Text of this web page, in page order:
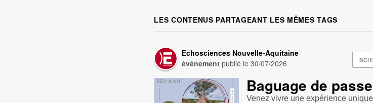
LES CONTENUS PARTAGEANT LES MÊMES TAGS
Echosciences Nouvelle-Aquitaine
événement publié le30/07/2026
Baguage de
Venez vivre une expérience